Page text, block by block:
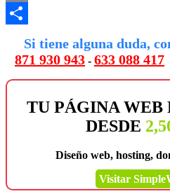
Email
Si tiene alguna duda,
871 930 943 - 633 088 417
TU PÁGINA WEB
DESDE
Diseño web, hosting,
Visitar